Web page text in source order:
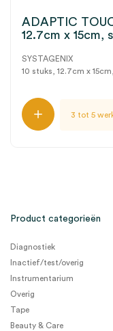
ADAPTIC
12.7cm x 15cm,
SYSTAGENIX
10 stuks, 12.7cm x
3 tot 5
Product categorieën
Diagnostiek
Inactief/test/overig
Instrumentarium
Overig
Tape
Beauty & Care